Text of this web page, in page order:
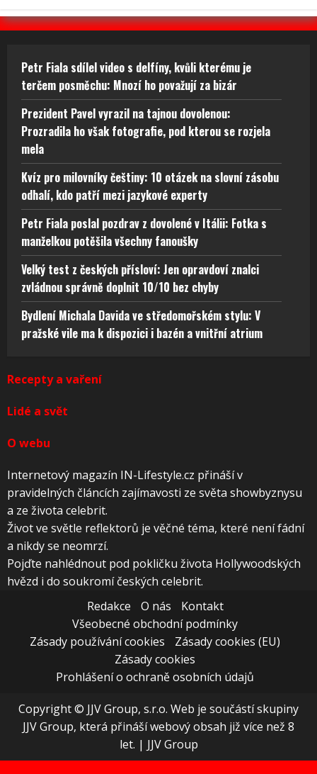
Petr Fiala sdílel video s delfíny, kvůli kterému je
terčem posměchu: Mnozí ho považují za bizár
Prezident Pavel vyrazil na tajnou dovolenou:
Prozradila ho však fotografie, pod kterou se rozjela
mela
Kvíz pro milovníky češtiny: 10 otázek na slovní zásobu
odhalí, kdo patří mezi jazykové experty
Petr Fiala poslal pozdrav z dovolené v Itálii: Fotka s
manželkou potěšila všechny fanoušky
Velký test z českých přísloví: Jen opravdoví znalci
zvládnou správně doplnit 10/10 bez chyby
Bydlení Michala Davida ve středomořském stylu: V
pražské vile ma k dispozici i bazén a vnitřní atrium
Recepty a vaření
Lidé a svět
O webu
Internetový magazín IN-Lifestyle.cz přináší v
pravidelných článcích zajímavosti ze světa showbyznysu
a ze života celebrit.
Život ve světle reflektorů je věčné téma, které není fádní
a nikdy se neomrzí.
Pojďte nahlédnout pod pokličku života Hollywoodských
hvězd i do soukromí českých celebrit.
Redakce
O nás
Kontakt
Všeobecné obchodní podmínky
Zásady používání cookies
Zásady cookies (EU)
Zásady cookies
Prohlášení o ochraně osobních údajů
Copyright © JJV Group, s.r.o. Web je součástí skupiny
JJV Group, která přináší webový obsah již více než 8
let. | JJV Group